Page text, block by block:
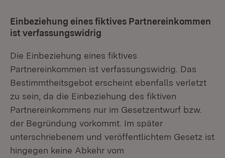
Einbeziehung eines fiktives Partnereinkommen
ist verfassungswidrig
Die Einbeziehung eines fiktives
Partnereinkommen ist verfassungswidrig. Das
Bestimmtheitsgebot erscheint ebenfalls verletzt
zu sein, da die Einbeziehung des fiktiven
Partnereinkommens nur im Gesetzentwurf bzw.
der Begründung vorkommt. Im später
unterschriebenem und veröffentlichtem Gesetz ist
hingegen keine Abkehr vom